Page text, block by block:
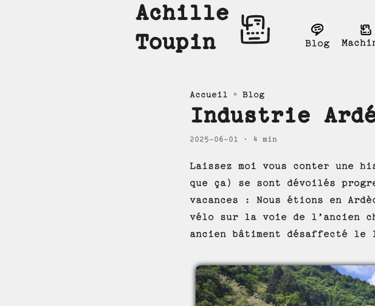
Achille
Toupin
Blog
Accueil » Blog
Industrie
2025-06-01 · 4 min
Laissez moi vous conter une
que ça) se sont dévoilés
vacances : Nous étions en
vélo sur la voie de l’ancien
ancien bâtiment désaffecté